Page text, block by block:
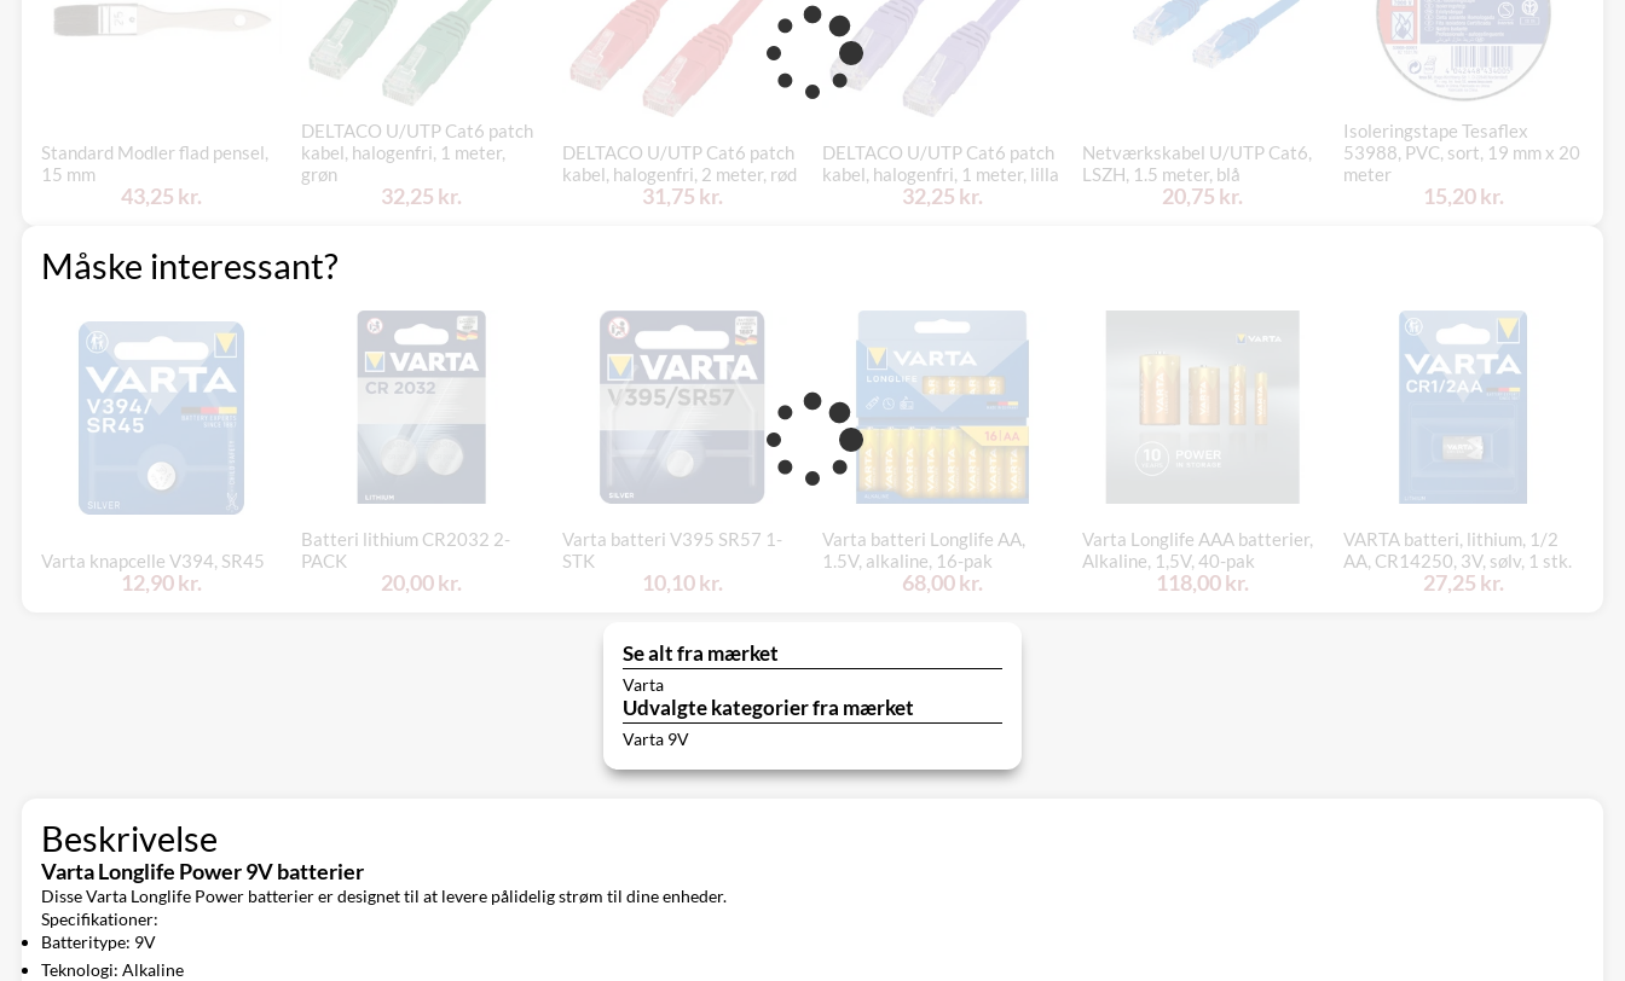
Standard Modler flad pensel,
15 mm
43,25 kr.
DELTACO U/UTP Cat6 patch
kabel, halogenfri, 1 meter,
grøn
32,25 kr.
DELTACO U/UTP Cat6 patch
kabel, halogenfri, 2 meter, rød
31,75 kr.
DELTACO U/UTP Cat6 patch
kabel, halogenfri, 1 meter, lilla
32,25 kr.
Netværkskabel U/UTP Cat6,
LSZH, 1.5 meter, blå
20,75 kr.
Isoleringstape Tesaflex
53988, PVC, sort, 19 mm x 20
meter
15,20 kr.
Måske interessant?
Varta knapcelle V394, SR45
12,90 kr.
Batteri lithium CR2032 2-
PACK
20,00 kr.
Varta batteri V395 SR57 1-
STK
10,10 kr.
Varta batteri Longlife AA,
1.5V, alkaline, 16-pak
68,00 kr.
Varta Longlife AAA batterier,
Alkaline, 1,5V, 40-pak
118,00 kr.
VARTA batteri, lithium, 1/2
AA, CR14250, 3V, sølv, 1 stk.
27,25 kr.
Se alt fra mærket
Varta
Udvalgte kategorier fra mærket
Varta 9V
Beskrivelse
Varta Longlife Power 9V batterier
Disse Varta Longlife Power batterier er designet til at levere pålidelig strøm til dine enheder.
Specifikationer:
Batteritype: 9V
Teknologi: Alkaline